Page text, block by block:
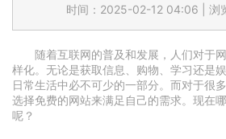
时间：2025-02-12 04:06 浏
随着互联网的普及和发展，人们对于
样化。无论是获取信息、购物、学习还是
日常生活中必不可少的一部分。而对于很
选择免费的网站来满足自己的需求。现在
呢？